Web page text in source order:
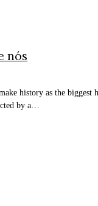
nós
history as the biggest
by a…